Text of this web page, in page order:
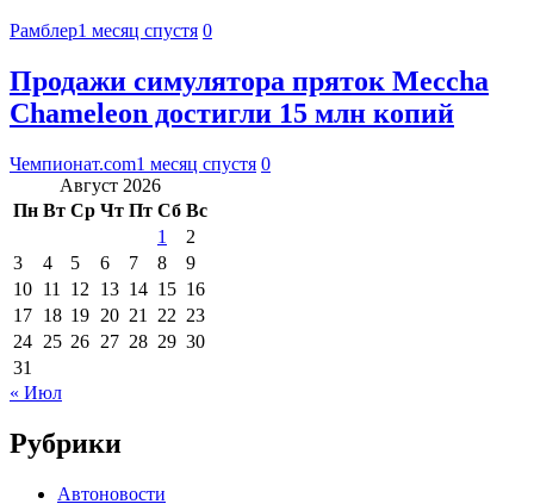
Рамблер1 месяц спустя 0
Продажи симулятора пряток Meccha
Chameleon достигли 15 млн копий
Чемпионат.com1 месяц спустя 0
Август 2026
Пн Вт Ср Чт Пт Сб Вс
1
2
3
4 5 6 7 8
9
10 11 12 13 14 15 16
17 18 19 20 21 22 23
24 25 26 27 28 29 30
31
« Июл
Рубрики
Автоновости